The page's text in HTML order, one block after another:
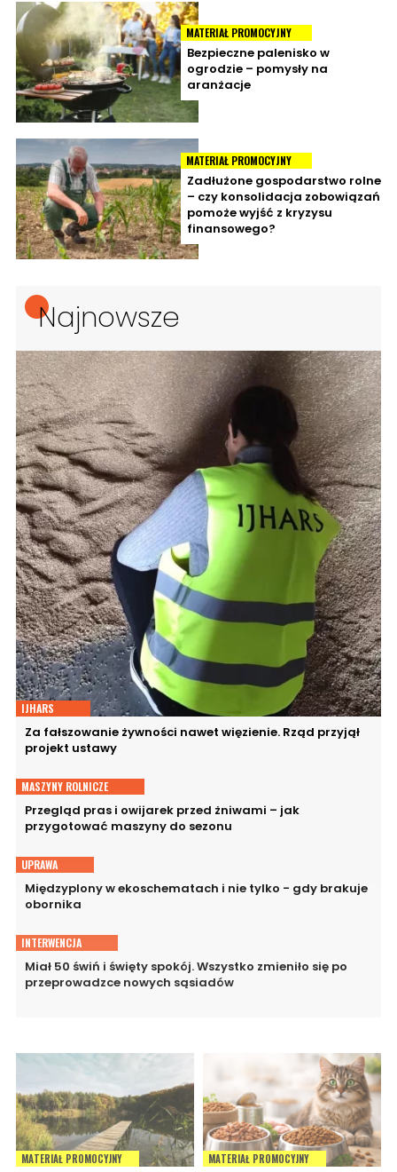
MATERIAŁ PROMOCYJNY
Bezpieczne palenisko w
ogrodzie – pomysły na
aranżacje
MATERIAŁ PROMOCYJNY
Zadłużone gospodarstwo rolne
– czy konsolidacja zobowiązań
pomoże wyjść z kryzysu
finansowego?
Najnowsze
IJHARS
Za fałszowanie żywności nawet więzienie. Rząd przyjął
projekt ustawy
MASZYNY ROLNICZE
Przegląd pras i owijarek przed żniwami – jak
przygotować maszyny do sezonu
UPRAWA
Międzyplony w ekoschematach i nie tylko - gdy brakuje
obornika
INTERWENCJA
Miał 50 świń i święty spokój. Wszystko zmieniło się po
przeprowadzce nowych sąsiadów
MATERIAŁ PROMOCYJNY
MATERIAŁ PROMOCYJNY